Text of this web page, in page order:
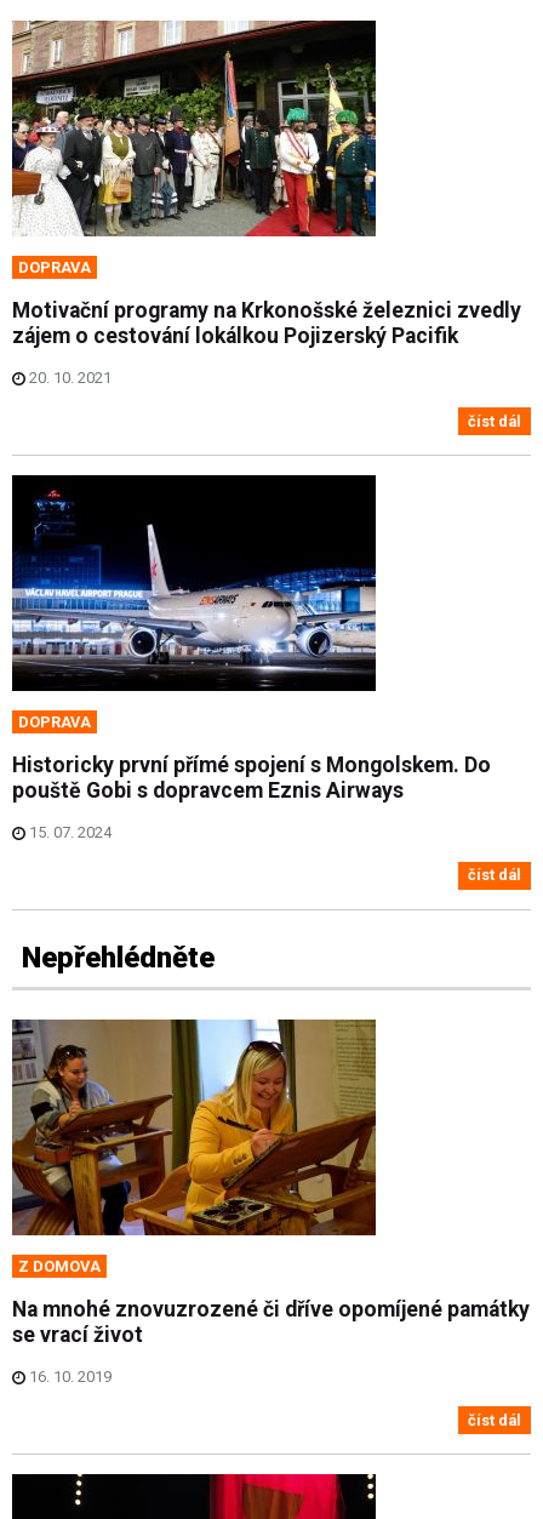
DOPRAVA
Motivační programy na Krkonošské železnici zvedly
zájem o cestování lokálkou Pojizerský Pacifik
20. 10. 2021
číst dál
DOPRAVA
Historicky první přímé spojení s Mongolskem. Do
pouště Gobi s dopravcem Eznis Airways
15. 07. 2024
číst dál
Nepřehlédněte
Z DOMOVA
Na mnohé znovuzrozené či dříve opomíjené památky
se vrací život
16. 10. 2019
číst dál